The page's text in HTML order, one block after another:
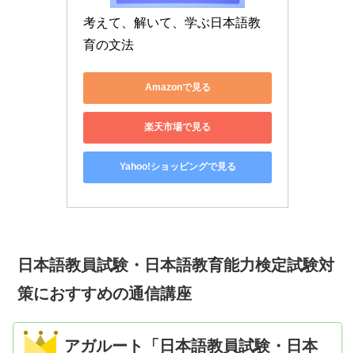
考えて、解いて、学ぶ日本語教
育の文法
Amazonで見る
楽天市場で見る
Yahoo!ショッピングで見る
日本語教員試験・日本語教育能力検定試験対
策におすすめの通信講座
アガルート「日本語教員試験・日本